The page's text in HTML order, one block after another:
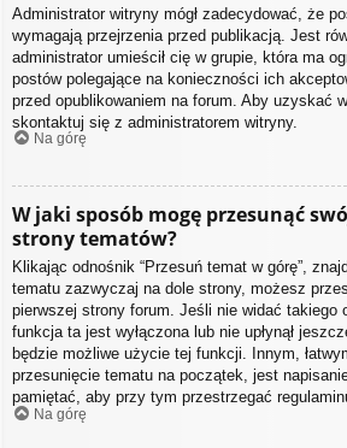
Administrator witryny mógł zadecydować, że
wymagają przejrzenia przed publikacją. Jest
administrator umieścił cię w grupie, która ma
postów polegające na konieczności ich
przed opublikowaniem na forum. Aby uzyskać
skontaktuj się z administratorem witryny.
Na górę
W jaki sposób mogę przesunąć
strony tematów?
Klikając odnośnik “Przesuń temat w górę”,
tematu zazwyczaj na dole strony, możesz
pierwszej strony forum. Jeśli nie widać takiego
funkcja ta jest wyłączona lub nie upłynął
będzie możliwe użycie tej funkcji. Innym,
przesunięcie tematu na początek, jest
pamiętać, aby przy tym przestrzegać
Na górę